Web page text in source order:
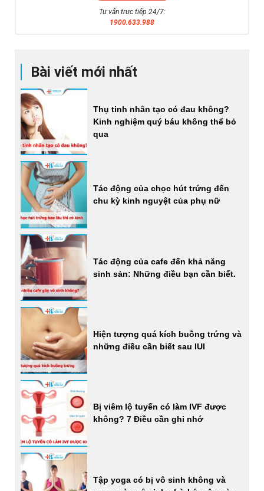
Bài viết mới nhất
Thụ tinh nhân tạo có đau không?
Kinh nghiệm quý báu không thể bỏ
qua
Tác động của chọc hút trứng đến
chu kỳ kinh nguyệt của phụ nữ
Tác động của cafe đến khả năng
sinh sản: Những điều bạn cần biết.
Hiện tượng quá kích buồng trứng và
những điều cần biết sau IUI
Bị viêm lộ tuyến có làm IVF được
không? 7 Điều cần ghi nhớ
Tập yoga có bị vô sinh không và
Tư vấn trực tiếp 24/7:
1900.633.988